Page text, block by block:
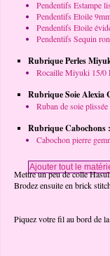
Pendentifs Estampe
Pendentifs Etoile
Pendentifs Etoile
Pendentifs Sequin
Rubrique Perles
Rocaille Miyuki 15/0
Rubrique Soie Alexia
Ruban de soie
Rubrique Cabochons :
Cabochon pierre
Mettre un peu de colle
Brodez ensuite en brick
Piquez votre fil au bord de